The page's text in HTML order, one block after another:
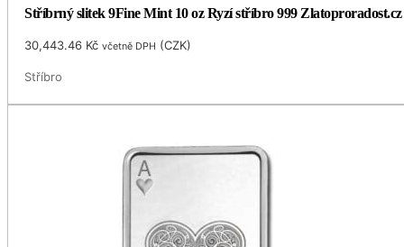
Stříbrný slitek 9Fine Mint 10 oz Ryzí stříbro 999 Zlatoproradost.cz
30,443.46 Kč včetně DPH (CZK)
Stříbro